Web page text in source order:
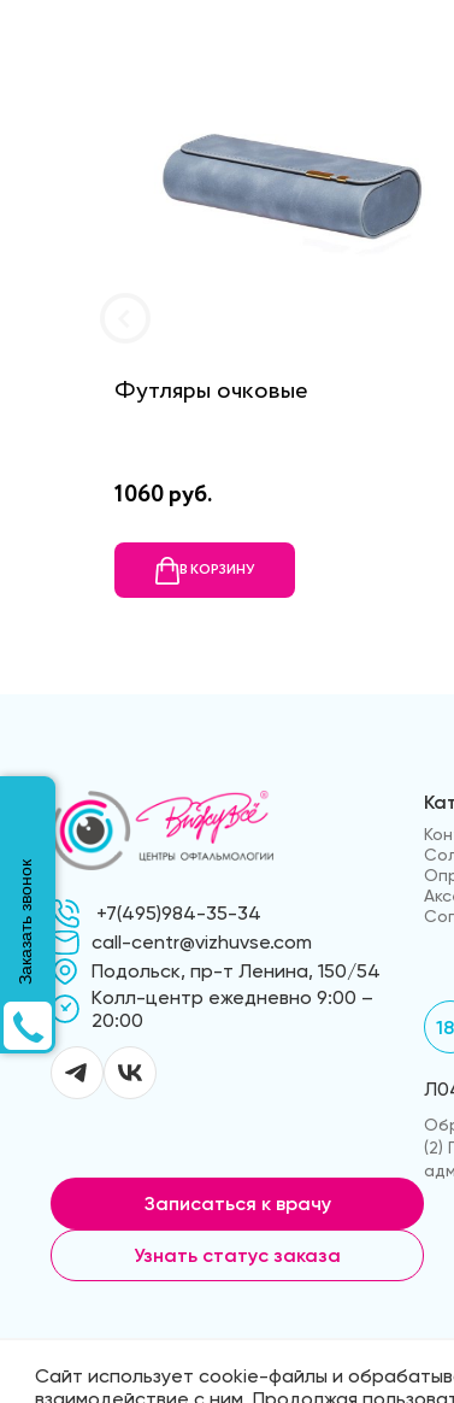
Футляры очковые
1060 руб.
В КОРЗИНУ
+7(495)984-35-34
call-centr@vizhuvse.com
Подольск, пр-т Ленина, 150/54
Kолл-центр ежедневно 9:00 –
20:00
Записаться к врачу
Узнать статус заказа
(2)
© 2026 «ВижуВсё»
Сайт использует cookie-файлы и
Заказать звонок